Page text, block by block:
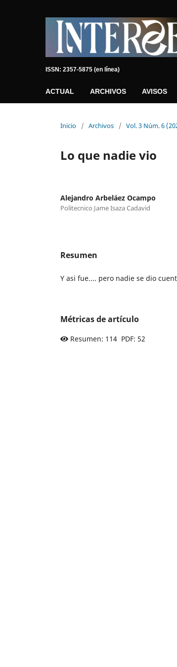
ISSN: 2357-5875 (en línea)
ACTUAL ARCHIVOS AVISOS
Inicio / Archivos / Vol. 3 Núm. 6
Lo que nadie vio
Alejandro Arbeláez Ocampo
Politecnico Jame Isaza Cadavid
Resumen
Y asi fue.... pero nadie se dio
Métricas de artículo
Resumen: 114 PDF: 52